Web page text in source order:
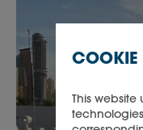
COOKIE
This